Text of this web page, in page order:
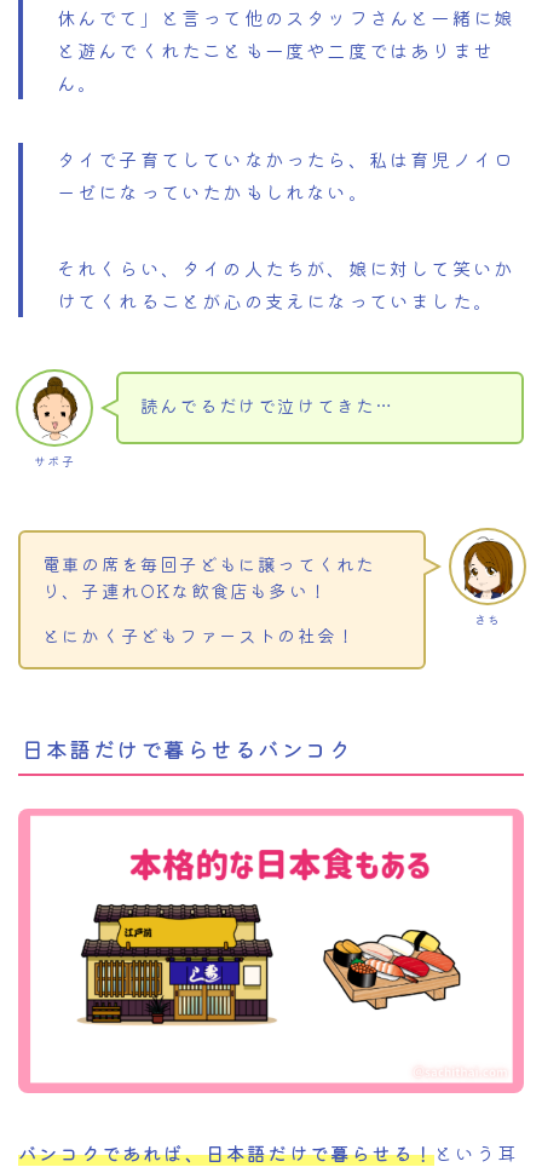
休んでて」と言って他のスタッフさんと一緒に娘
と遊んでくれたことも一度や二度ではありませ
ん。
タイで子育てしていなかったら、私は育児ノイロ
ーゼになっていたかもしれない。
それくらい、タイの人たちが、娘に対して笑いか
けてくれることが心の支えになっていました。
サボ子
読んでるだけで泣けてきた…
さち
電車の席を毎回子どもに譲ってくれた
り、子連れOKな飲食店も多い！
とにかく子どもファーストの社会！
日本語だけで暮らせるバンコク
バンコクであれば、日本語だけで暮らせる！という耳